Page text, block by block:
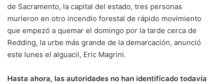
de Sacramento, la capital del estado, tres personas
murieron en otro incendio forestal de rápido movimiento
que empezó a quemar el domingo por la tarde cerca de
Redding, la urbe más grande de la demarcación, anunció
este lunes el alguacil, Eric Magrini.
Hasta ahora, las autoridades no han identificado todavía